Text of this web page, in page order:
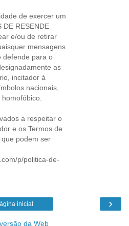
de exercer um
DE RESENDE
e/ou de retirar
mensagens
defende para o
as
incitador à
nacionais,
a respeitar o
e os Termos de
podem ser
p/politica-de-
›
inicial
da Web